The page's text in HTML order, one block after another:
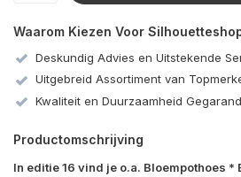
Waarom Kiezen Voor
Deskundig Advies en Uitstekende
Uitgebreid Assortiment van
Kwaliteit en Duurzaamheid
Productomschrijving
In editie 16 vind je o.a. Bloempothoes